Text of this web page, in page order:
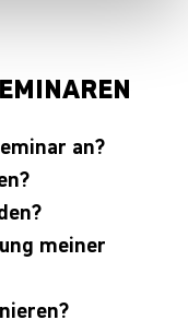
an?
meiner